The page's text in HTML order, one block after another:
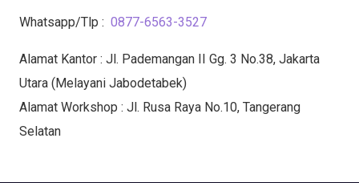
Whatsapp/Tlp : 0877-6563-3527
Alamat Kantor : Jl. Pademangan II Gg. 3 No.38, Jakarta
Utara (Melayani Jabodetabek)
Alamat Workshop : Jl. Rusa Raya No.10, Tangerang
Selatan